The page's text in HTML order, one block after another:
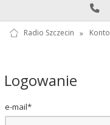
Radio Szczecin »
Logowanie
e-mail*